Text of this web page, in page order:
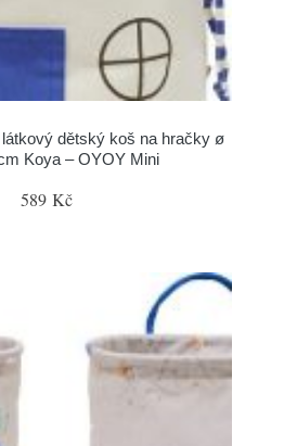
dětský koš na hračky ø
Koya – OYOY Mini
589 Kč